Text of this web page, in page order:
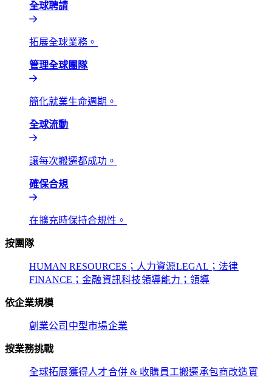
全球聘請​​
拓展全球業務。​​
管理全球團隊​​
簡化就業生命週期。​​
全球流動​​
讓每次搬遷都成功。​​
確保合規​​
在擴充時保持合規性。​​
按團隊​​
HUMAN RESOURCES；人力資源​​LEGAL；法律​​
FINANCE；金融​​資訊科技​​領導能力；領導​​
依企業規模​​
創業公司​​ 中型市場​​企業​​
按業務挑戰​​
全球拓展​​獲得人才​​合併 & 收購​​員工搬遷​​承包商改造​​實